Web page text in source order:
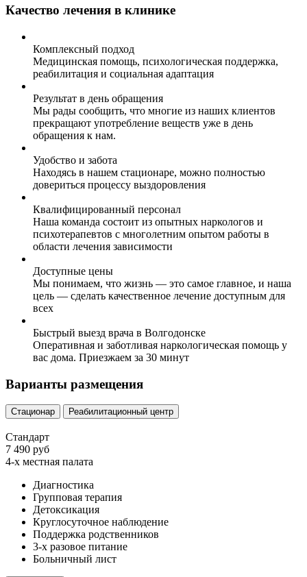
Качество лечения в клинике
Комплексный подход
Медицинская помощь, психологическая поддержка,
реабилитация и социальная адаптация
Результат в день обращения
Мы рады сообщить, что многие из наших клиентов
прекращают употребление веществ уже в день
обращения к нам.
Удобство и забота
Находясь в нашем стационаре, можно полностью
довериться процессу выздоровления
Квалифицированный персонал
Наша команда состоит из опытных наркологов и
психотерапевтов с многолетним опытом работы в
области лечения зависимости
Доступные цены
Мы понимаем, что жизнь — это самое главное, и наша
цель — сделать качественное лечение доступным для
всех
Быстрый выезд врача в Волгодонске
Оперативная и заботливая наркологическая помощь у
вас дома. Приезжаем за 30 минут
Варианты размещения
Стационар Реабилитационный центр
Стандарт
7 490 руб
4-х местная палата
Диагностика
Групповая терапия
Детоксикация
Круглосуточное наблюдение
Поддержка родственников
3-х разовое питание
Больничный лист